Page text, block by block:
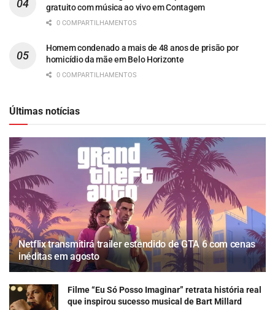
gratuito com música ao vivo em Contagem
0 COMPARTILHAMENTOS
Homem condenado a mais de 48 anos de prisão por
homicídio da mãe em Belo Horizonte
0 COMPARTILHAMENTOS
Últimas notícias
Netflix transmitirá trailer estendido de GTA 6 com cenas
inéditas em agosto
Filme “Eu Só Posso Imaginar” retrata história real
que inspirou sucesso musical de Bart Millard